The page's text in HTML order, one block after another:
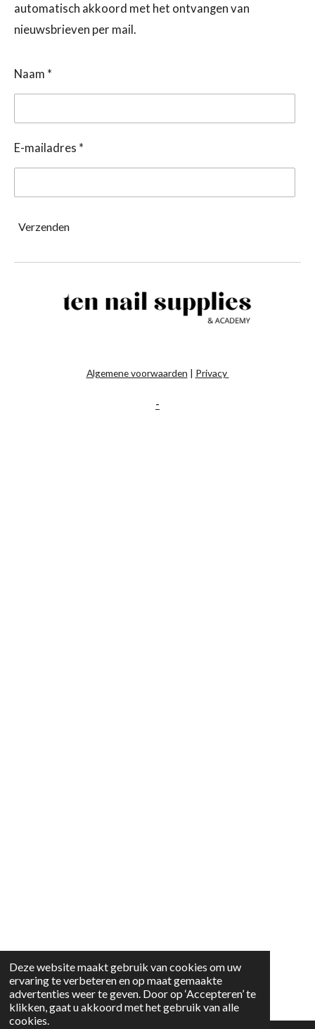
Deze website maakt gebruik van cookies om uw
ervaring te verbeteren en op maat gemaakte
advertenties weer te geven. Door op ‘Accepteren’ te
klikken, gaat u akkoord met het gebruik van alle
cookies.
automatisch akkoord met het ontvangen van
nieuwsbrieven per mail.
Naam *
E-mailadres *
Verzenden
Algemene voorwaarden | Privacy
-